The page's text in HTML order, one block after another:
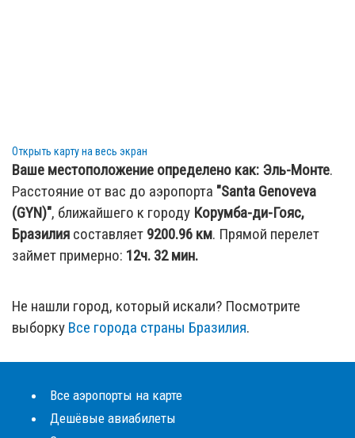
Открыть карту на весь экран
Ваше местоположение определено как: Эль-Монте.
Расстояние от вас до аэропорта "Santa Genoveva
(GYN)", ближайшего к городу Корумба-ди-Гояс,
Бразилия составляет 9200.96 км. Прямой перелет
займет примерно: 12ч. 32 мин.
Не нашли город, который искали? Посмотрите
выборку Все города страны Бразилия.
Все аэропорты на карте
Дешёвые авиабилеты